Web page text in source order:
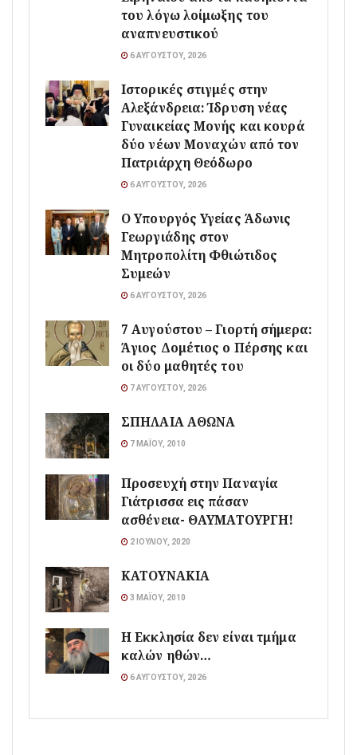
του λόγω λοίμωξης του
αναπνευστικού
6 ΑΥΓΟΎΣΤΟΥ, 2026
Ιστορικές στιγμές στην
Αλεξάνδρεια: Ίδρυση νέας
Γυναικείας Μονής και κουρά
δύο νέων Μοναχών από τον
Πατριάρχη Θεόδωρο
6 ΑΥΓΟΎΣΤΟΥ, 2026
O Υπουργός Υγείας Άδωνις
Γεωργιάδης στον
Μητροπολίτη Φθιώτιδος
Συμεών
6 ΑΥΓΟΎΣΤΟΥ, 2026
7 Αυγούστου – Γιορτή σήμερα:
Άγιος Δομέτιος ο Πέρσης και
οι δύο μαθητές του
7 ΑΥΓΟΎΣΤΟΥ, 2026
ΣΠΗΛΑΙΑ ΑΘΩΝΑ
7 ΜΑΪ́ΟΥ, 2010
Προσευχή στην Παναγία
Γιάτρισσα εις πάσαν
ασθένεια- ΘΑΥΜΑΤΟΥΡΓΗ!
2 ΙΟΥΛΊΟΥ, 2020
ΚΑΤΟΥΝΑΚΙΑ
3 ΜΑΪ́ΟΥ, 2010
Η Εκκλησία δεν είναι τμήμα
καλών ηθών…
6 ΑΥΓΟΎΣΤΟΥ, 2026